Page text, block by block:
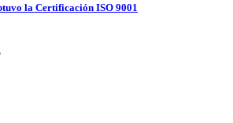
la Certificación ISO 9001